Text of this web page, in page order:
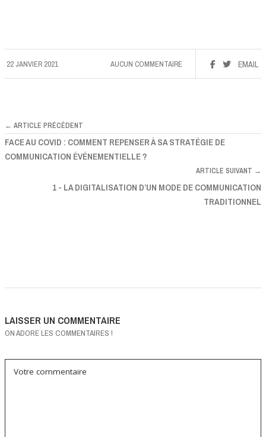
22 JANVIER 2021 EMAIL
AUCUN COMMENTAIRE
← ARTICLE PRÉCÉDENT
FACE AU COVID : COMMENT REPENSER À SA STRATÉGIE DE
COMMUNICATION ÉVÉNEMENTIELLE ?
ARTICLE SUIVANT →
1 - LA DIGITALISATION D’UN MODE DE COMMUNICATION
TRADITIONNEL
LAISSER UN COMMENTAIRE
ON ADORE LES COMMENTAIRES !
Votre commentaire